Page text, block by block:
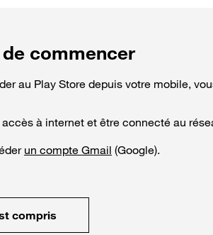
commencer
au Play Store depuis votre mobile,
accès à internet et être connecté au
un compte Gmail (Google).
compris